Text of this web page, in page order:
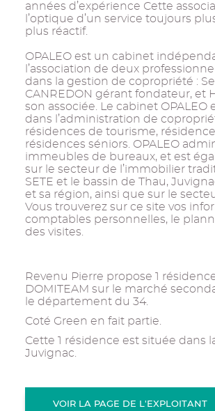
années d’expérience Cette
l’optique d’un service toujours
plus réactif.
OPALEO est un cabinet
l’association de deux
dans la gestion de copropriété :
CANREDON gérant fondateur, et
son associée. Le cabinet OPALEO
dans l’administration de
résidences de tourisme,
résidences séniors. OPALEO
immeubles de bureaux, et est
sur le secteur de l’immobilier
SETE et le bassin de Thau,
et sa région, ainsi que sur le
Vous trouverez sur ce site vos
comptables personnelles, le
des visites.
Revenu Pierre propose 1
DOMITEAM sur le marché
le département du 34.
Coté Green en fait partie.
Cette 1 résidence est située dans
Juvignac.
VOIR LA PAGE DE L'EXPLOITANT